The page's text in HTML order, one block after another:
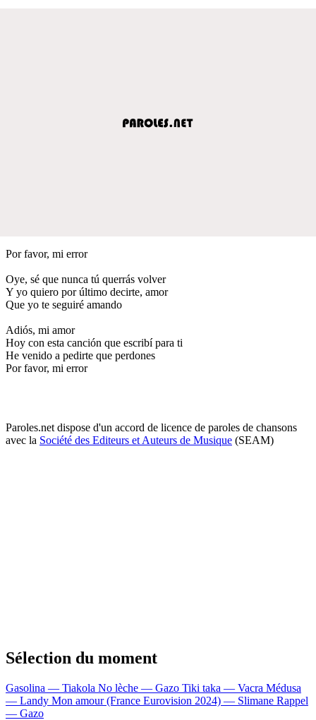
Por favor, mi error
Oye, sé que nunca tú querrás volver
Y yo quiero por último decirte, amor
Que yo te seguiré amando
Adiós, mi amor
Hoy con esta canción que escribí para ti
He venido a pedirte que perdones
Por favor, mi error
Paroles.net dispose d'un accord de licence de paroles de chansons
avec la Société des Editeurs et Auteurs de Musique (SEAM)
Sélection du moment
Gasolina — Tiakola No lèche — Gazo Tiki taka — Vacra Médusa
— Landy Mon amour (France Eurovision 2024) — Slimane Rappel
— Gazo